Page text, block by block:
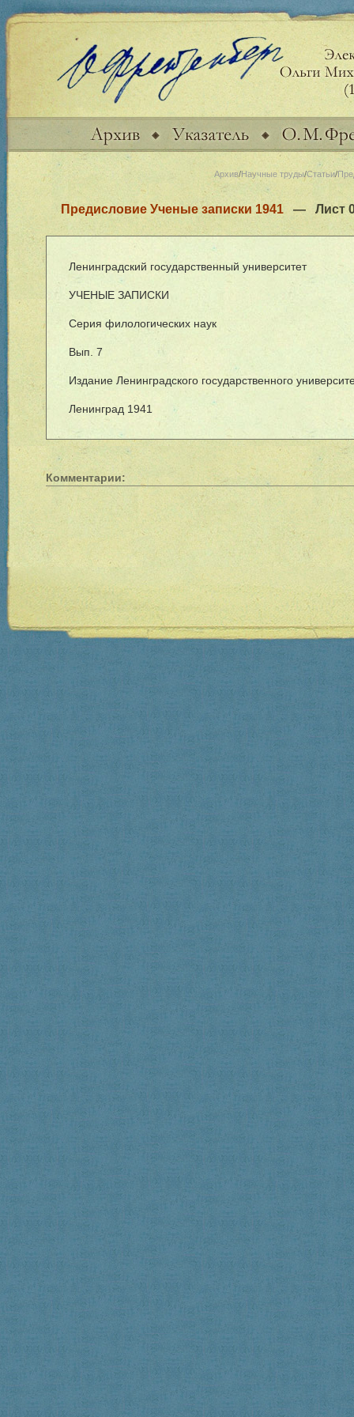
Архив/Научные труды/Статьи/
Предисловие Ученые записки 1941— Лист
Ленинградский государственный университет
УЧЕНЫЕ ЗАПИСКИ
Серия филологических наук
Вып. 7
Издание Ленинградского государственного
Ленинград 1941
Комментарии: